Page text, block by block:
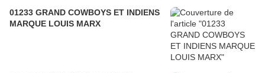
01233 GRAND COWBOYS ET INDIENS
MARQUE LOUIS MARX